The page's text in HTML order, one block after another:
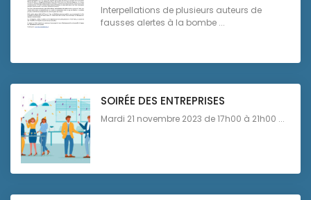
Interpellations de plusieurs auteurs de
fausses alertes à la bombe ...
SOIRÉE DES ENTREPRISES
Mardi 21 novembre 2023 de 17h00 à 21h00 ...